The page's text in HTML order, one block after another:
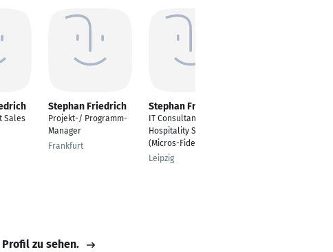
Sales
Stephan Friedrich
Projekt-/ Programm-
Manager
Frankfurt
Stephan Friedrich
IT Consultant Oracle
Hospitality Software
(Micros-Fidelio)
Leipzig
zu sehen.